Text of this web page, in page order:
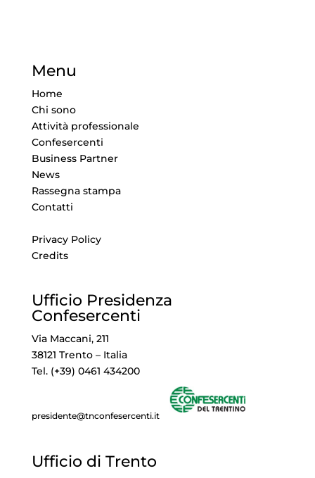
Menu
Home
Chi sono
Attività professionale
Confesercenti
Business Partner
News
Rassegna stampa
Contatti
Privacy Policy
Credits
Ufficio Presidenza
Confesercenti
Via Maccani, 211
38121 Trento – Italia
Tel. (+39) 0461 434200
presidente@tnconfesercenti.it
Ufficio di Trento